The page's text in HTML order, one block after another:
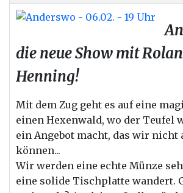
die neue Show mit
Henning!
Mit dem Zug geht es auf eine
einen Hexenwald, wo der Teufel
ein Angebot macht, das wir nicht
können...
Wir werden eine echte Münze
eine solide Tischplatte wandert.